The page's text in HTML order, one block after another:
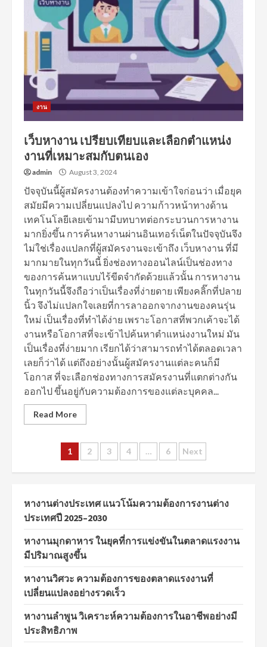
งาน
เว็บหางาน เปรียบเทียบและเลือกตำแหน่ง
งานที่เหมาะสมกับตนเอง
admin August 3, 2024
ปัจจุบันนี้ผู้สมัครงานต้องทำความเข้าใจก่อนว่า เมื่อยุค
สมัยมีความเปลี่ยนแปลงไป ความก้าวหน้าทางด้าน
เทคโนโลยีเลยเข้ามามีบทบาทต่อกระบวนการหางาน
มากยิ่งขึ้น การค้นหางานผ่านอินเทอร์เน็ตในปัจจุบันจึง
ไม่ใช่เรื่องแปลกที่ผู้สมัครงานจะเข้าถึง เว็บหางาน ที่มี
มากมายในทุกวันนี้ ยิ่งช่องทางออนไลน์เป็นช่องทาง
ของการค้นหาแบบไร้ขีดจำกัดด้วยแล้วนั้น การหางาน
ในทุกวันนี้จึงถือว่าเป็นเรื่องที่ง่ายดาย เพียงคลิ๊กที่ปลาย
นิ้ว จึงไม่แปลกใจเลยที่การลาออกจากงานของคนรุ่น
ใหม่ เป็นเรื่องที่ทำได้ง่าย เพราะโอกาสที่พวกเค้าจะได้
งานหรือโอกาสที่จะเข้าไปค้นหาตำแหน่งงานใหม่ มัน
เป็นเรื่องที่ง่ายมาก เรียกได้ว่าสามารถทำได้ตลอดเวลา
เลยก็ว่าได้ แต่ถึงอย่างนั้นผู้สมัครงานแต่ละคนก็มี
โอกาส ที่จะเลือกช่องทางการสมัครงานที่แตกต่างกัน
ออกไป ขึ้นอยู่กับความต้องการของแต่ละบุคคล...
Read More
Posts
navigation
1 2 3 4 … 6 Next
หางานต่างประเทศ แนวโน้มความต้องการงานต่าง
ประเทศปี 2025–2030
หางานมุกดาหาร ในยุคที่การแข่งขันในตลาดแรงงาน
มีปริมาณสูงขึ้น
หางานวิศวะ ความต้องการของตลาดแรงงานที่
เปลี่ยนแปลงอย่างรวดเร็ว
หางานลำพูน วิเคราะห์ความต้องการในอาชีพอย่างมี
ประสิทธิภาพ